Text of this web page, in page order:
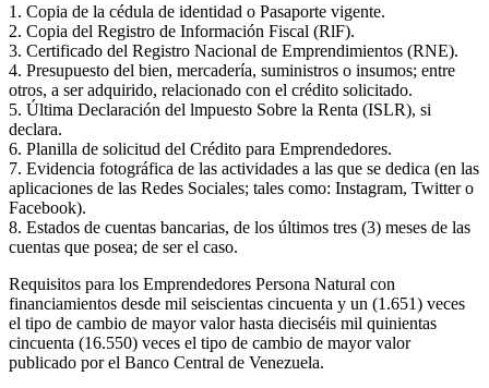
1. Copia de la cédula de identidad o Pasaporte vigente.
2. Copia del Registro de Información Fiscal (RlF).
3. Certificado del Registro Nacional de Emprendimientos (RNE).
4. Presupuesto del bien, mercadería, suministros o insumos; entre
otros, a ser adquirido, relacionado con el crédito solicitado.
5. Última Declaración del lmpuesto Sobre la Renta (ISLR), si
declara.
6. Planilla de solicitud del Crédito para Emprendedores.
7. Evidencia fotográfica de las actividades a las que se dedica (en las
aplicaciones de las Redes Sociales; tales como: Instagram, Twitter o
Facebook).
8. Estados de cuentas bancarias, de los últimos tres (3) meses de las
cuentas que posea; de ser el caso.
Requisitos para los Emprendedores Persona Natural con
financiamientos desde mil seiscientas cincuenta y un (1.651) veces
el tipo de cambio de mayor valor hasta dieciséis mil quinientas
cincuenta (16.550) veces el tipo de cambio de mayor valor
publicado por el Banco Central de Venezuela.